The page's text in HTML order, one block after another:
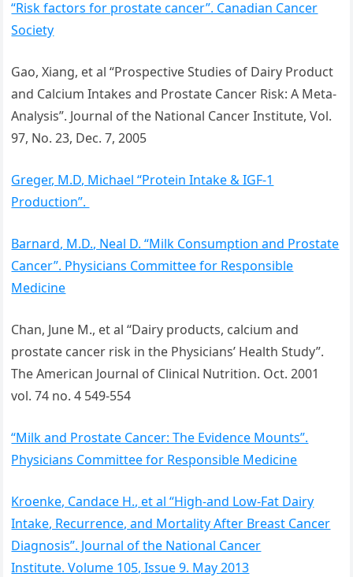
“Risk factors for prostate cancer”. Canadian Cancer
Society
Gao, Xiang, et al “Prospective Studies of Dairy Product
and Calcium Intakes and Prostate Cancer Risk: A Meta-
Analysis”. Journal of the National Cancer Institute, Vol.
97, No. 23, Dec. 7, 2005
Greger, M.D, Michael “Protein Intake & IGF-1
Production”.
Barnard, M.D., Neal D. “Milk Consumption and Prostate
Cancer”. Physicians Committee for Responsible
Medicine
Chan, June M., et al “Dairy products, calcium and
prostate cancer risk in the Physicians’ Health Study”.
The American Journal of Clinical Nutrition. Oct. 2001
vol. 74 no. 4 549-554
“Milk and Prostate Cancer: The Evidence Mounts”.
Physicians Committee for Responsible Medicine
Kroenke, Candace H., et al “High-and Low-Fat Dairy
Intake, Recurrence, and Mortality After Breast Cancer
Diagnosis”. Journal of the National Cancer
Institute. Volume 105, Issue 9. May 2013